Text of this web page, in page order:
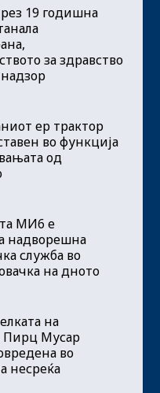
19 годишна
за здравство
ер трактор
во функција
од
МИ6 е
надворешна
служба во
на дното
на
Пирц Мусар
во
несреќа